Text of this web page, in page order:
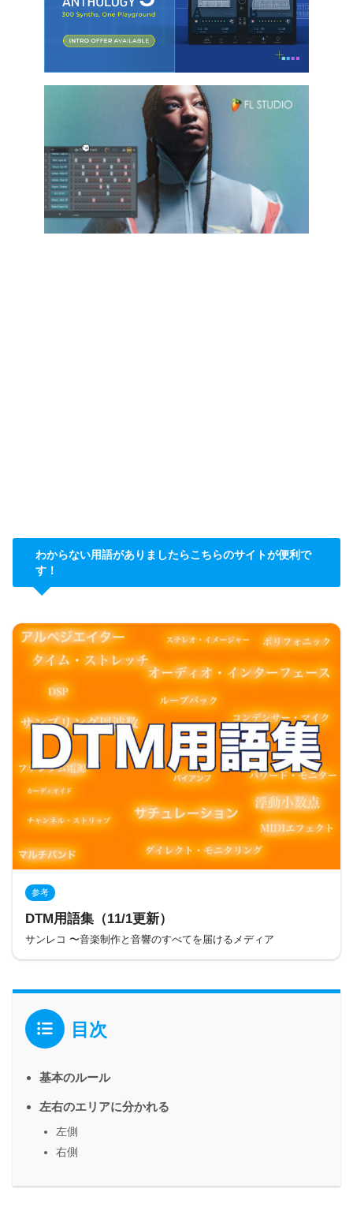
わからない用語がありましたらこちらのサイトが便利で
す！
参考
DTM用語集（11/1更新）
サンレコ 〜音楽制作と音響のすべてを届けるメディア
目次
基本のルール
左右のエリアに分かれる
左側
右側